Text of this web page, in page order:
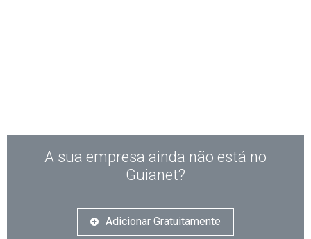
A sua empresa ainda não está no
Guianet?
Adicionar Gratuitamente